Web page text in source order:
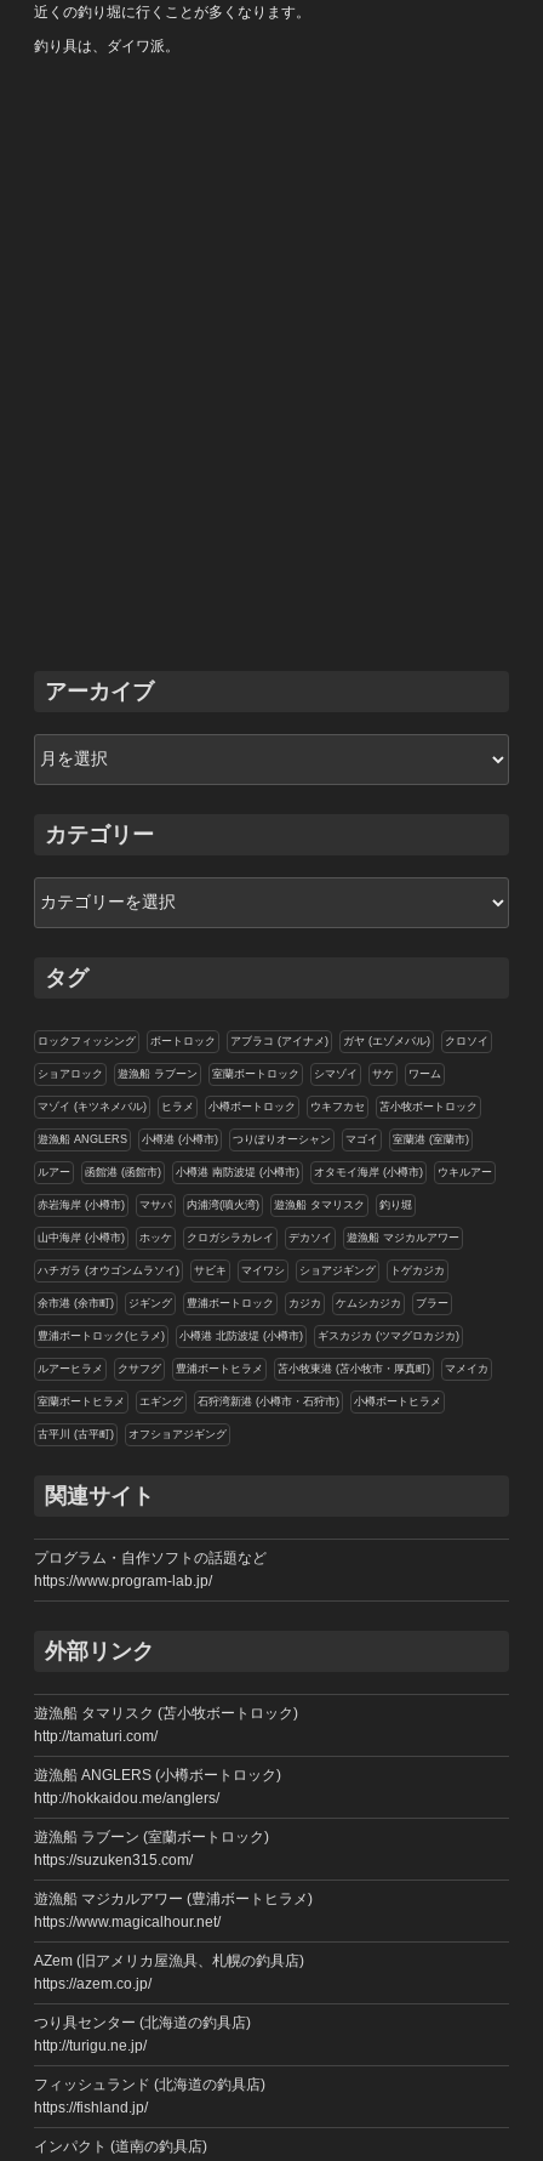
近くの釣り堀に行くことが多くなります。
釣り具は、ダイワ派。
アーカイブ
ー
カ
カテゴリー
テ
ゴ
タグ
ロックフィッシング ボートロック アブラコ (アイナメ) ガヤ (エゾメバル) クロソイ
ショアロック 遊漁船 ラブーン 室蘭ボートロック シマゾイ サケ ワーム
マゾイ (キツネメバル) ヒラメ 小樽ボートロック ウキフカセ 苫小牧ボートロック
遊漁船 ANGLERS 小樽港 (小樽市) つりぼりオーシャン マゴイ 室蘭港 (室蘭市)
ルアー 函館港 (函館市) 小樽港 南防波堤 (小樽市) オタモイ海岸 (小樽市) ウキルアー
赤岩海岸 (小樽市) マサバ 内浦湾(噴火湾) 遊漁船 タマリスク 釣り堀
山中海岸 (小樽市) ホッケ クロガシラカレイ デカソイ 遊漁船 マジカルアワー
ハチガラ (オウゴンムラソイ) サビキ マイワシ ショアジギング トゲカジカ
余市港 (余市町) ジギング 豊浦ボートロック カジカ ケムシカジカ ブラー
豊浦ボートロック(ヒラメ) 小樽港 北防波堤 (小樽市) ギスカジカ (ツマグロカジカ)
ルアーヒラメ クサフグ 豊浦ボートヒラメ 苫小牧東港 (苫小牧市・厚真町) マメイカ
室蘭ボートヒラメ エギング 石狩湾新港 (小樽市・石狩市) 小樽ボートヒラメ
古平川 (古平町) オフショアジギング
関連サイト
プログラム・自作ソフトの話題など
https://www.program-lab.jp/
外部リンク
遊漁船 タマリスク (苫小牧ボートロック)
http://tamaturi.com/
遊漁船 ANGLERS (小樽ボートロック)
http://hokkaidou.me/anglers/
遊漁船 ラブーン (室蘭ボートロック)
https://suzuken315.com/
遊漁船 マジカルアワー (豊浦ボートヒラメ)
https://www.magicalhour.net/
AZem (旧アメリカ屋漁具、札幌の釣具店)
https://azem.co.jp/
つり具センター (北海道の釣具店)
http://turigu.ne.jp/
フィッシュランド (北海道の釣具店)
https://fishland.jp/
インパクト (道南の釣具店)